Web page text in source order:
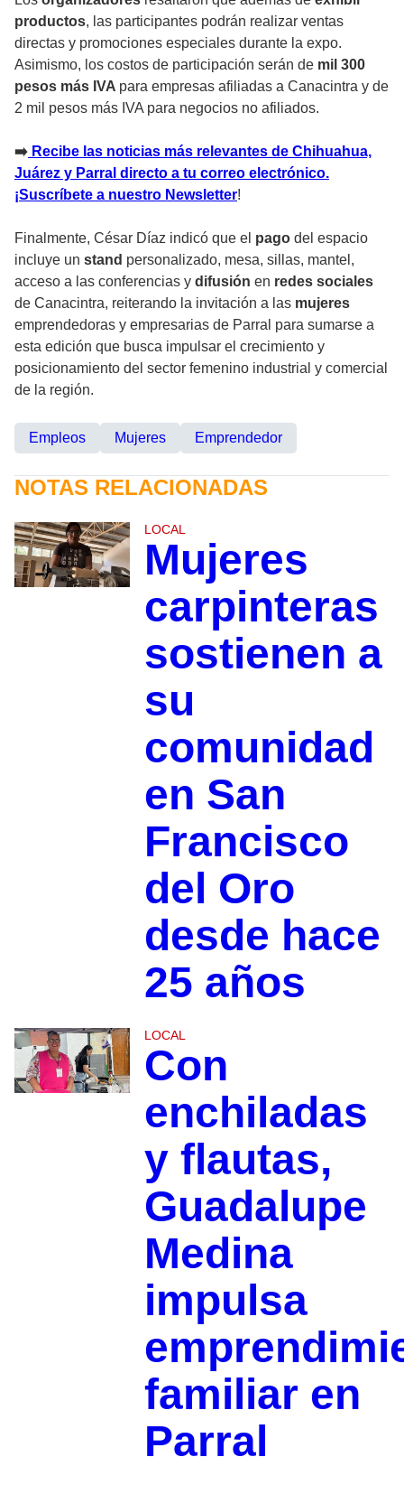
productos, las participantes podrán realizar ventas
directas y promociones especiales durante la expo.
Asimismo, los costos de participación serán de mil 300
pesos más IVA para empresas afiliadas a Canacintra y de
2 mil pesos más IVA para negocios no afiliados.
➡️ Recibe las noticias más relevantes de Chihuahua,
Juárez y Parral directo a tu correo electrónico.
¡Suscríbete a nuestro Newsletter!
Finalmente, César Díaz indicó que el pago del espacio
incluye un stand personalizado, mesa, sillas, mantel,
acceso a las conferencias y difusión en redes sociales
de Canacintra, reiterando la invitación a las mujeres
emprendedoras y empresarias de Parral para sumarse a
esta edición que busca impulsar el crecimiento y
posicionamiento del sector femenino industrial y comercial
de la región.
Empleos Mujeres Emprendedor
NOTAS RELACIONADAS
LOCAL
Mujeres
carpinteras
sostienen a
su
comunidad
en San
Francisco
del Oro
desde hace
25 años
LOCAL
Con
enchiladas
y flautas,
Guadalupe
Medina
impulsa
familiar en
Parral